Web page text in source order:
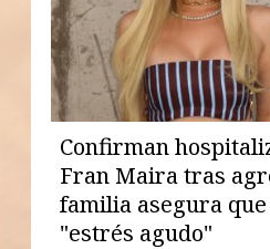
Confirman
Fran Maira tras
familia asegura
"estrés agudo"